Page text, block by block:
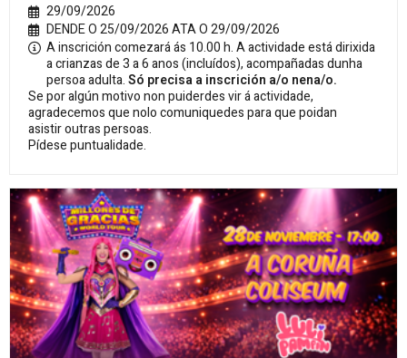
29/09/2026
DENDE O 25/09/2026 ATA O 29/09/2026
A inscrición comezará ás 10.00 h. A actividade está dirixida
a crianzas de 3 a 6 anos (incluídos), acompañadas dunha
persoa adulta.Só precisa a inscrición a/o nena/o.
Se por algún motivo non puiderdes vir á actividade,
agradecemos que nolo comuniquedes para que poidan
asistir outras persoas.
Pídese puntualidade.